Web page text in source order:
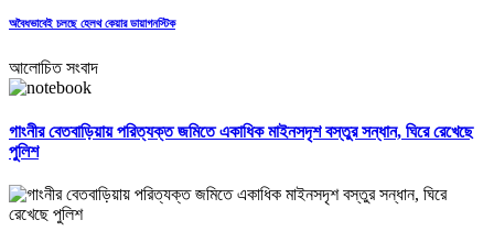
অবৈধভাবেই চলছে হেলথ কেয়ার ডায়াগনস্টিক
আলোচিত সংবাদ
গাংনীর বেতবাড়িয়ায় পরিত্যক্ত জমিতে একাধিক মাইনসদৃশ বস্তুর সন্ধান, ঘিরে রেখেছে
পুলিশ